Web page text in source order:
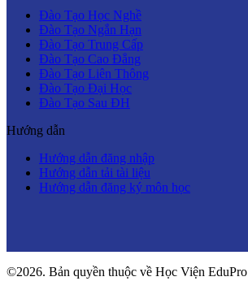
Đào Tạo Học Nghề
Đào Tạo Ngắn Hạn
Đào Tạo Trung Cấp
Đào Tạo Cao Đẳng
Đào Tạo Liên Thông
Đào Tạo Đại Học
Đào Tạo Sau ĐH
Hướng dẫn
Hướng dẫn đăng nhập
Hướng dẫn tải tài liệu
Hướng dẫn đăng ký môn học
©2026. Bản quyền thuộc về Học Viện EduPro